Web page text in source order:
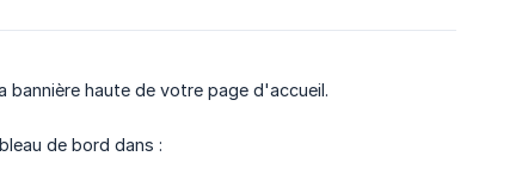
haute de votre page d'accueil.
de bord dans :